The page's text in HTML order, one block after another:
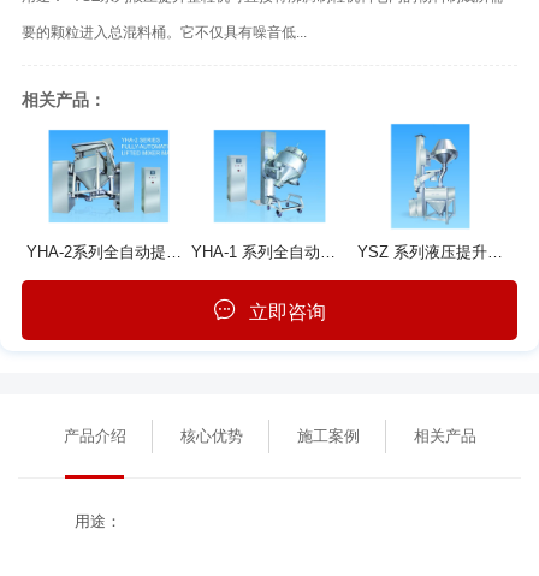
要的颗粒进入总混料桶。它不仅具有噪音低...
相关产品：
YSZ 系列液压提升整粒机
立即咨询
产品介绍 核心优势 施工案例 相关产品
用途：